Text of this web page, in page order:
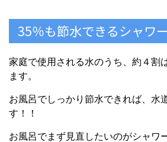
35％も節水できるシャワー
家庭で使用される水のうち、約４割
ます。
お風呂でしっかり節水できれば、水
す！！
お風呂でまず見直したいのがシャワ